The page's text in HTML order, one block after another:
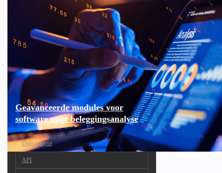
Geavanceerde modules voor
software voor beleggingsanalyse
Data-analyse
API